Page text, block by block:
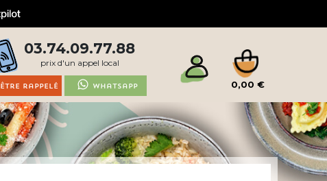
03.74.09.77.88
prix d'un appel local
Être rappelé Whatsapp 0,00 €